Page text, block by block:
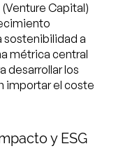
Capital)
sostenibilidad a
métrica central
desarrollar los
importar el coste
y ESG